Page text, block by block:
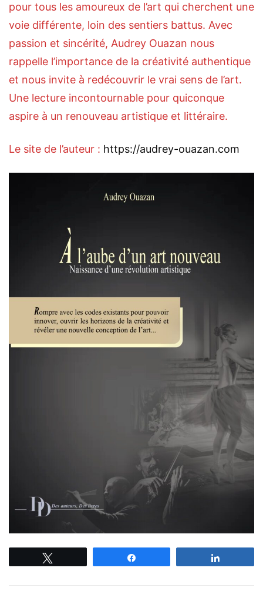
pour tous les amoureux de l’art qui cherchent une
voie différente, loin des sentiers battus. Avec
passion et sincérité, Audrey Ouazan nous
rappelle l’importance de la créativité authentique
et nous invite à redécouvrir le vrai sens de l’art.
Une lecture incontournable pour quiconque
aspire à un renouveau artistique et littéraire.
Le site de l’auteur : https://audrey-ouazan.com